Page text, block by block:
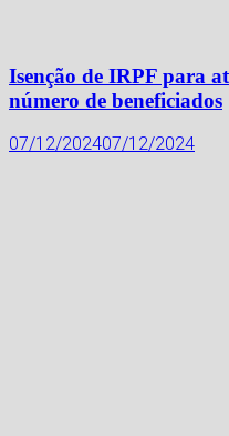
Isenção de IRPF para
número de beneficiados
07/12/202407/12/2024